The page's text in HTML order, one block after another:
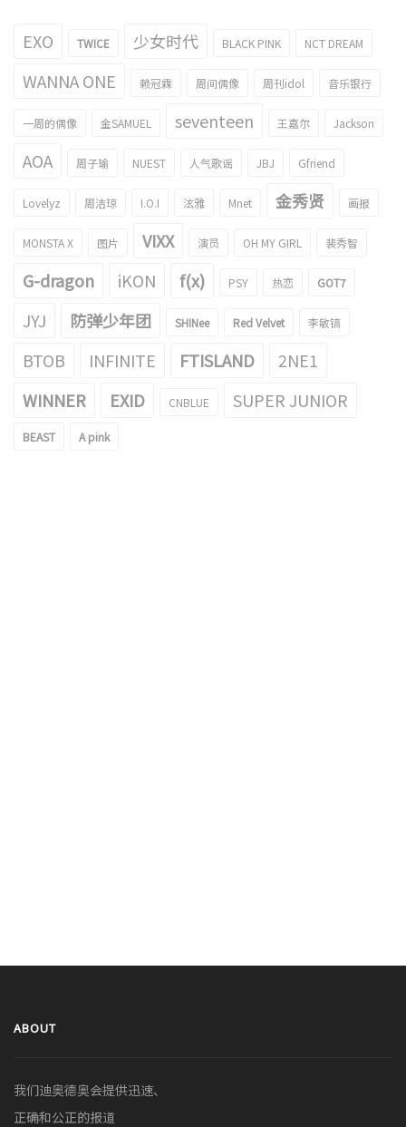
EXO TWICE 少女时代 BLACK PINK NCT DREAM
WANNA ONE 赖冠霖 周间偶像 周刊idol 音乐银行
一周的偶像 金SAMUEL seventeen 王嘉尔 Jackson
AOA 周子瑜 NUEST 人气歌谣 JBJ Gfriend
Lovelyz 周洁琼 I.O.I 泫雅 Mnet 金秀贤 画报
MONSTA X 图片 VIXX 演员 OH MY GIRL 裴秀智
G-dragon iKON f(x) PSY 热恋 GOT7
JYJ 防弹少年团 SHINee Red Velvet 李敏镐
BTOB INFINITE FTISLAND
2NE1
WINNER
EXID CNBLUE SUPER JUNIOR
BEAST A pink
ABOUT
我们迪奥德奥会提供迅速、
正确和公正的报道